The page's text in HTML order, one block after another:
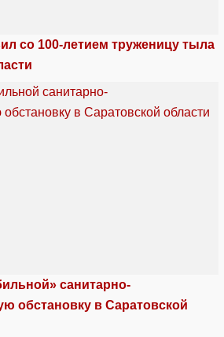
со 100-летием труженицу тыла
санитарно-
обстановку в Саратовской